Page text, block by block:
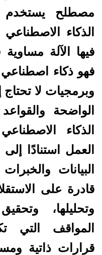
مصطلح يستخدم
الذكاء
فيها الآلة
فهو ذكاء
وبرمجيات لا
الواضحة
الذكاء
العمل استنادًا
البيانات
قادرة على
وتحليلها،
المواقف التي
قرارات ذاتية